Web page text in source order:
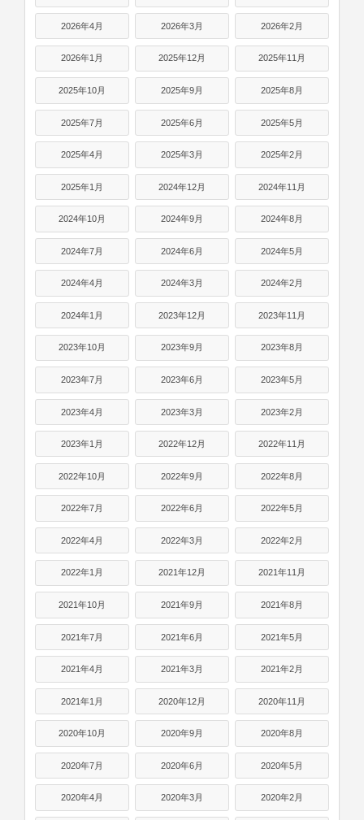
2026年4月 2026年3月 2026年2月
2026年1月 2025年12月 2025年11月
2025年10月 2025年9月 2025年8月
2025年7月 2025年6月 2025年5月
2025年4月 2025年3月 2025年2月
2025年1月 2024年12月 2024年11月
2024年10月 2024年9月 2024年8月
2024年7月 2024年6月 2024年5月
2024年4月 2024年3月 2024年2月
2024年1月 2023年12月 2023年11月
2023年10月 2023年9月 2023年8月
2023年7月 2023年6月 2023年5月
2023年4月 2023年3月 2023年2月
2023年1月 2022年12月 2022年11月
2022年10月 2022年9月 2022年8月
2022年7月 2022年6月 2022年5月
2022年4月 2022年3月 2022年2月
2022年1月 2021年12月 2021年11月
2021年10月 2021年9月 2021年8月
2021年7月 2021年6月 2021年5月
2021年4月 2021年3月 2021年2月
2021年1月 2020年12月 2020年11月
2020年10月 2020年9月 2020年8月
2020年7月 2020年6月 2020年5月
2020年4月 2020年3月 2020年2月